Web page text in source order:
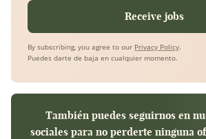
Receive jobs
By subscribing, you agree to our Privacy Policy.
Puedes darte de baja en cualquier momento.
También puedes seguirnos en
sociales para no perderte ninguna